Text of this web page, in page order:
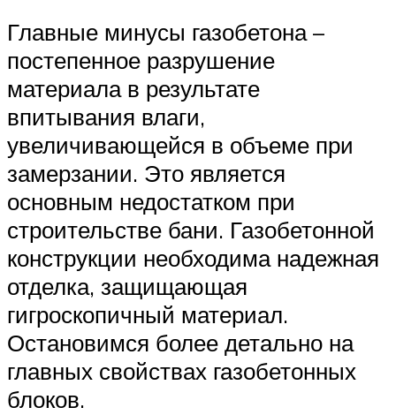
Главные минусы газобетона –
постепенное разрушение
материала в результате
впитывания влаги,
увеличивающейся в объеме при
замерзании. Это является
основным недостатком при
строительстве бани. Газобетонной
конструкции необходима надежная
отделка, защищающая
гигроскопичный материал.
Остановимся более детально на
главных свойствах газобетонных
блоков.